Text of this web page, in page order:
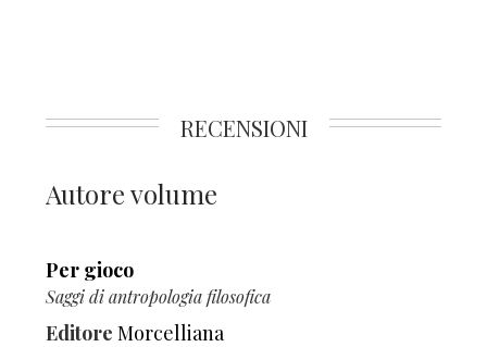
RECENSIONI
Autore volume
Per gioco
Saggi di antropologia filosofica
Editore Morcelliana